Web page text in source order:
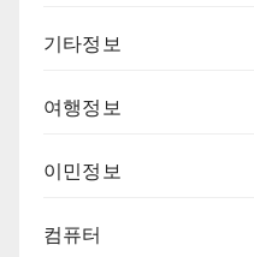
기타정보
여행정보
이민정보
컴퓨터